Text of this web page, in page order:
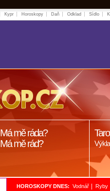
Kypr Horoskopy Daň Odklad Sídlo
Má mě ráda?
Má mě rád?
HOROSKOPY DNES: Vodnář Ryby